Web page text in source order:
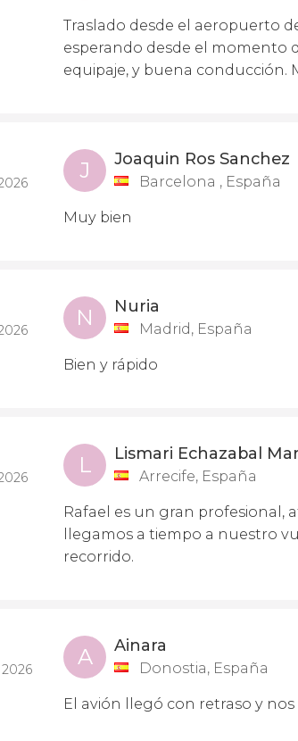
Traslado desde el aeropuerto
esperando desde el momento
equipaje, y buena conducción.
J Joaquin Ros Sanchez
Barcelona , España
Muy bien
N Nuria
Madrid, España
Bien y rápido
L Lismari Echazabal
Arrecife, España
Rafael es un gran profesional,
llegamos a tiempo a nuestro
recorrido.
A Ainara
Donostia, España
El avión llegó con retraso y